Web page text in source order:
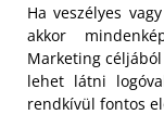
Ha veszélyes
akkor
Marketing
lehet látni
rendkívül fontos